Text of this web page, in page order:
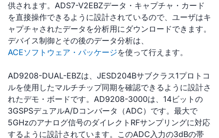
供されます。ADS7-V2EBZデータ・キャプチャ・カード
を直接操作できるように設計されているので、ユーザはキ
ャプチャされたデータを分析用にダウンロードできます。
デバイス制御とその後のデータ分析は、
ACEソフトウェア・パッケージを使って行えます。
AD9208-DUAL-EBZは、JESD204Bサブクラス1プロトコ
ルを使用したマルチチップ同期を確認できるように設計さ
れたデモ・ボードです。AD9208-3000は、14ビットの
3GSPSデュアルA/Dコンバータ（ADC）です。最大で
5GHzのアナログ信号のダイレクトRFサンプリングに対応
するように設計されています。このADC入力の3dBの帯